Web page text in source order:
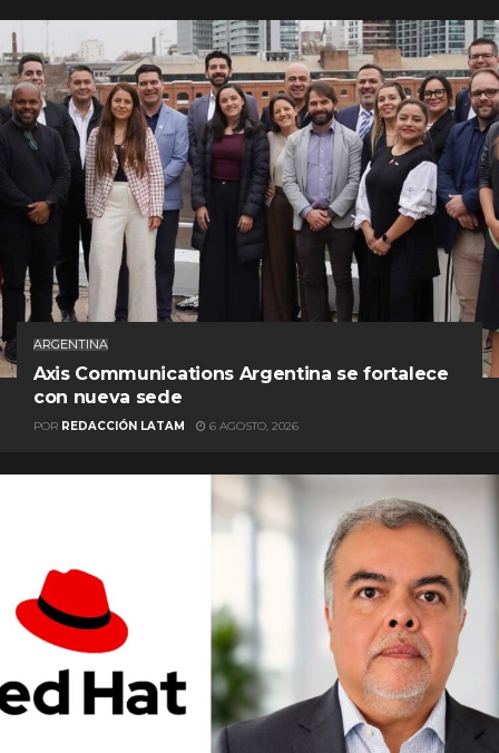
ARGENTINA
Axis Communications Argentina se fortalece
con nueva sede
POR REDACCIÓN LATAM 6 AGOSTO, 2026